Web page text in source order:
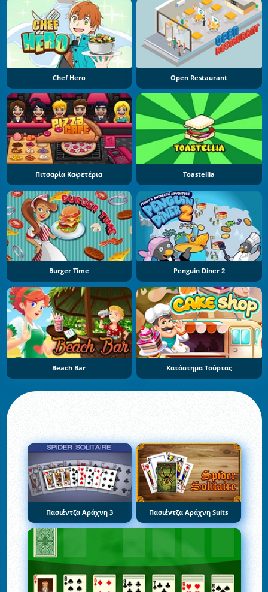
Chef Hero Open Restaurant
Πιτσαρία Καφετέρια Toastellia
Burger Time Penguin Diner 2
Beach Bar Κατάστημα Τούρτας
Πασιέντζα Αράχνη 3 Πασιέντζα Αράχνη Suits